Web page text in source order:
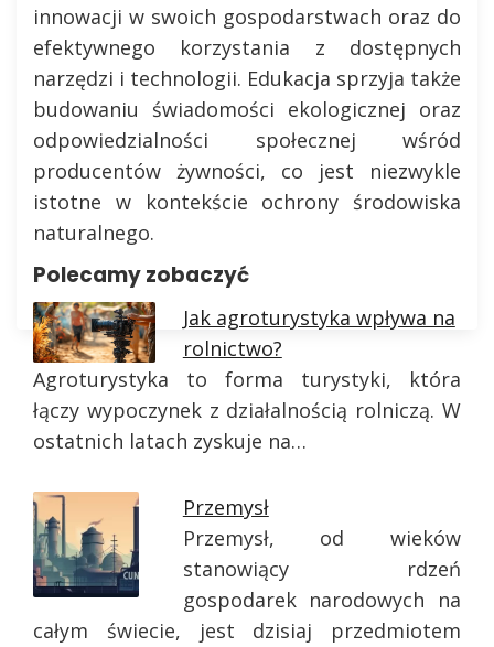
innowacji w swoich gospodarstwach oraz do
efektywnego korzystania z dostępnych
narzędzi i technologii. Edukacja sprzyja także
budowaniu świadomości ekologicznej oraz
odpowiedzialności społecznej wśród
producentów żywności, co jest niezwykle
istotne w kontekście ochrony środowiska
naturalnego.
Polecamy zobaczyć
Jak agroturystyka wpływa na
rolnictwo?
Agroturystyka to forma turystyki, która
łączy wypoczynek z działalnością rolniczą. W
ostatnich latach zyskuje na…
Przemysł
Przemysł, od wieków
stanowiący rdzeń
gospodarek narodowych na
całym świecie, jest dzisiaj przedmiotem